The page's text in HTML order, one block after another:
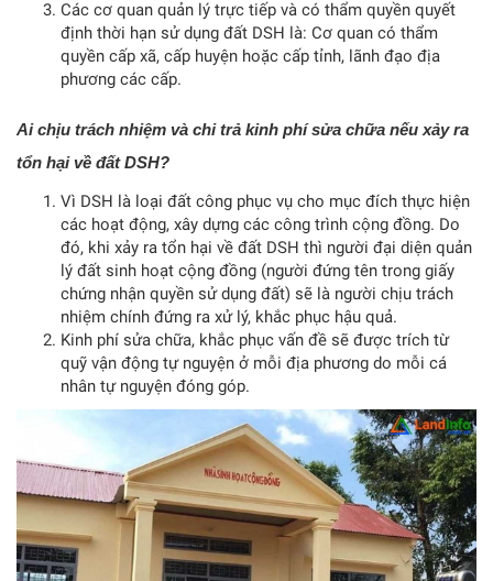
Các cơ quan quản lý trực tiếp và có thẩm quyền quyết
định thời hạn sử dụng đất DSH là: Cơ quan có thẩm
quyền cấp xã, cấp huyện hoặc cấp tỉnh, lãnh đạo địa
phương các cấp.
Ai chịu trách nhiệm và chi trả kinh phí sửa chữa nếu xảy ra
tổn hại về đất DSH?
Vì DSH là loại đất công phục vụ cho mục đích thực hiện
các hoạt động, xây dựng các công trình cộng đồng. Do
đó, khi xảy ra tổn hại về đất DSH thì người đại diện quản
lý đất sinh hoạt cộng đồng (người đứng tên trong giấy
chứng nhận quyền sử dụng đất) sẽ là người chịu trách
nhiệm chính đứng ra xử lý, khắc phục hậu quả.
Kinh phí sửa chữa, khắc phục vấn đề sẽ được trích từ
quỹ vận động tự nguyện ở mỗi địa phương do mỗi cá
nhân tự nguyện đóng góp.